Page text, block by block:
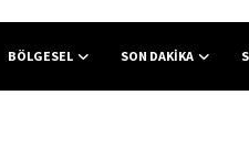
BÖLGESEL SON DAKIKA